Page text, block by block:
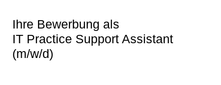
Ihre Bewerbung als
IT Practice Support Assistant
(m/w/d)